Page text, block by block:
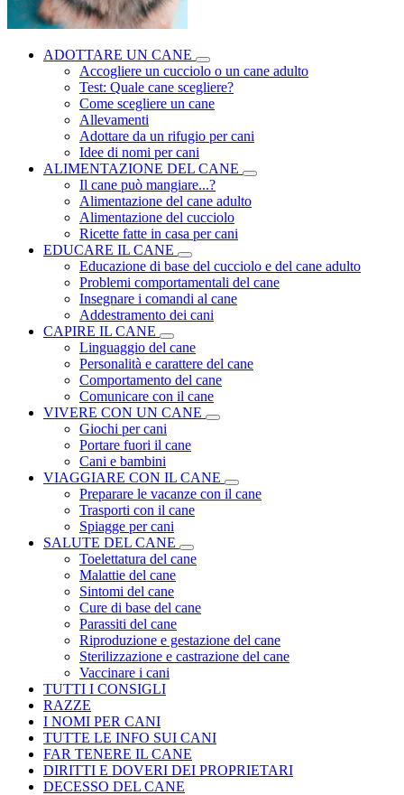
ADOTTARE UN CANE
Accogliere un cucciolo o un cane adulto
Test: Quale cane scegliere?
Come scegliere un cane
Allevamenti
Adottare da un rifugio per cani
Idee di nomi per cani
ALIMENTAZIONE DEL CANE
Il cane può mangiare...?
Alimentazione del cane adulto
Alimentazione del cucciolo
Ricette fatte in casa per cani
EDUCARE IL CANE
Educazione di base del cucciolo e del cane adulto
Problemi comportamentali del cane
Insegnare i comandi al cane
Addestramento dei cani
CAPIRE IL CANE
Linguaggio del cane
Personalità e carattere del cane
Comportamento del cane
Comunicare con il cane
VIVERE CON UN CANE
Giochi per cani
Portare fuori il cane
Cani e bambini
VIAGGIARE CON IL CANE
Preparare le vacanze con il cane
Trasporti con il cane
Spiagge per cani
SALUTE DEL CANE
Toelettatura del cane
Malattie del cane
Sintomi del cane
Cure di base del cane
Parassiti del cane
Riproduzione e gestazione del cane
Sterilizzazione e castrazione del cane
Vaccinare i cani
TUTTI I CONSIGLI
RAZZE
I NOMI PER CANI
TUTTE LE INFO SUI CANI
FAR TENERE IL CANE
DIRITTI E DOVERI DEI PROPRIETARI
DECESSO DEL CANE